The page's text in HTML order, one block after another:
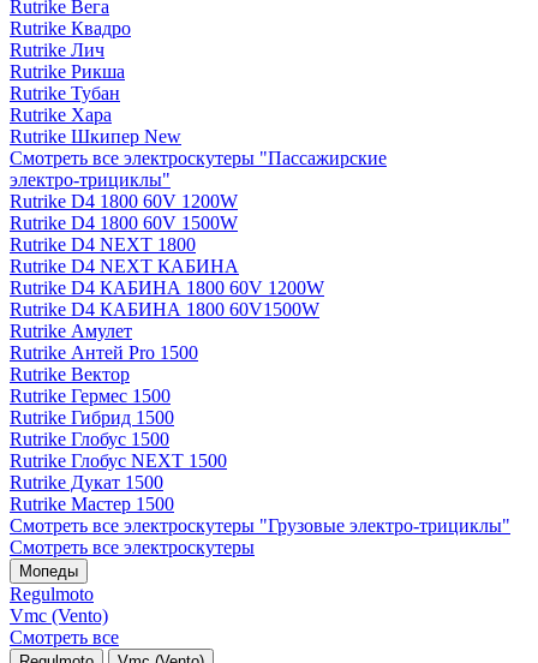
Rutrike Вега
Rutrike Квадро
Rutrike Лич
Rutrike Рикша
Rutrike Тубан
Rutrike Хара
Rutrike Шкипер New
Смотреть все электро­скутеры "Пассажирские
электро‑трициклы"
Rutrike D4 1800 60V 1200W
Rutrike D4 1800 60V 1500W
Rutrike D4 NEXT 1800
Rutrike D4 NEXT КАБИНА
Rutrike D4 КАБИНА 1800 60V 1200W
Rutrike D4 КАБИНА 1800 60V1500W
Rutrike Амулет
Rutrike Антей Pro 1500
Rutrike Вектор
Rutrike Гермес 1500
Rutrike Гибрид 1500
Rutrike Глобус 1500
Rutrike Глобус NEXT 1500
Rutrike Дукат 1500
Rutrike Мастер 1500
Смотреть все электро­скутеры "Грузовые электро‑трициклы"
Смотреть все электро­скутеры
Мопеды
Regulmoto
Vmc (Vento)
Смотреть все